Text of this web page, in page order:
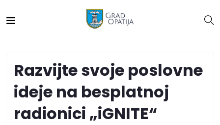
Razvijte svoje poslovne
ideje na besplatnoj
radionici „iGNITE“